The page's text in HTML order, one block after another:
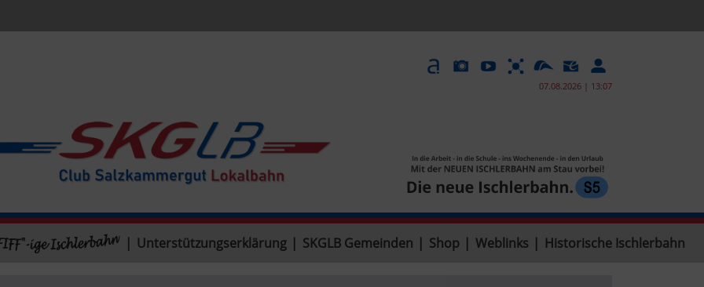
07.08.2026 | 13:07
Unterstützungserklärung SKGLB Gemeinden Shop Weblinks Historische Ischlerbahn